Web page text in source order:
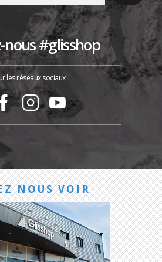
nous #glisshop
les réseaux sociaux
NOUS VOIR